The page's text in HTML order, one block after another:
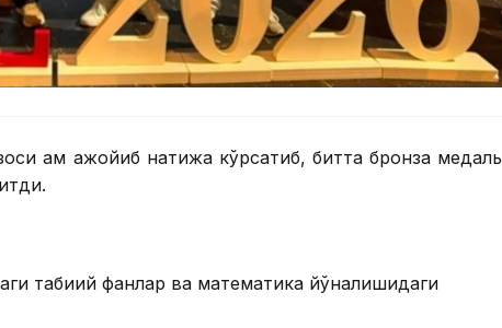
ҳам ажойиб натижа кўрсатиб, битта бронза медаль
табиий фанлар ва математика йўналишидаги